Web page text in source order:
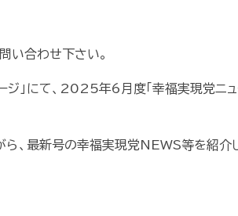
い合わせ下さい。
」にて、2025年6月度「幸福実現党ニュ
ら、最新号の幸福実現党NEWS等を紹介